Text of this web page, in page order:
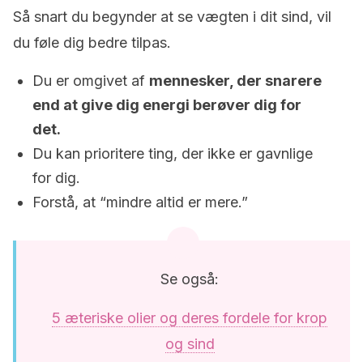
Så snart du begynder at se vægten i dit sind, vil
du føle dig bedre tilpas.
Du er omgivet af mennesker, der snarere
end at give dig energi berøver dig for
det.
Du kan prioritere ting, der ikke er gavnlige
for dig.
Forstå, at “mindre altid er mere.”
Se også:
5 æteriske olier og deres fordele for krop
og sind